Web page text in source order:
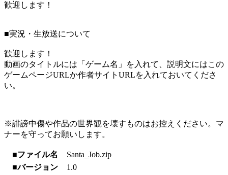
歓迎します！
■実況・生放送について
歓迎します！
動画のタイトルには「ゲーム名」を入れて、説明文にはこの
ゲームページURLか作者サイトURLを入れておいてくださ
い。
※誹謗中傷や作品の世界観を壊すものはお控えください。マ
ナーを守ってお願いします。
■ファイル名
Santa_Job.zip
■バージョン
1.0